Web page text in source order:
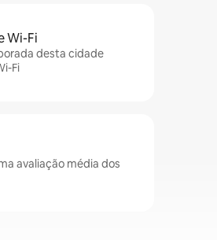
Wi-Fi
desta cidade
Fi
avaliação média dos